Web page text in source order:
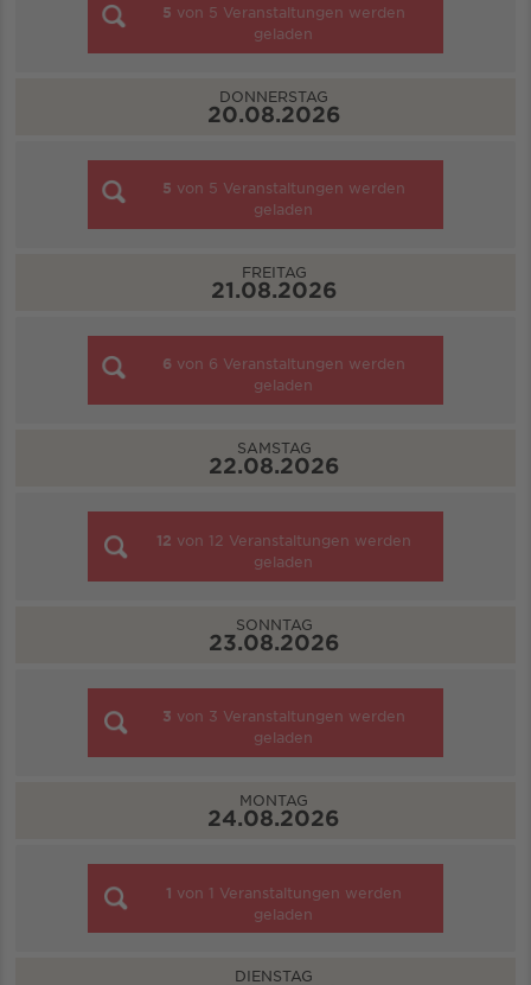
5 von 5 Veranstaltungen werden
geladen
DONNERSTAG
20.08.2026
5 von 5 Veranstaltungen werden
geladen
FREITAG
21.08.2026
6 von 6 Veranstaltungen werden
geladen
SAMSTAG
22.08.2026
12 von 12 Veranstaltungen werden
geladen
SONNTAG
23.08.2026
3 von 3 Veranstaltungen werden
geladen
MONTAG
24.08.2026
1 von 1 Veranstaltungen werden
geladen
DIENSTAG